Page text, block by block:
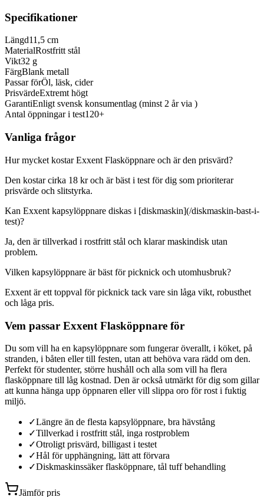
Specifikationer
Längd11,5 cm
MaterialRostfritt stål
Vikt32 g
FärgBlank metall
Passar förÖl, läsk, cider
PrisvärdeExtremt högt
GarantiEnligt svensk konsumentlag (minst 2 år via )
Antal öppningar i test120+
Vanliga frågor
Hur mycket kostar Exxent Flasköppnare och är den prisvärd?
Den kostar cirka 18 kr och är bäst i test för dig som prioriterar
prisvärde och slitstyrka.
Kan Exxent kapsylöppnare diskas i [diskmaskin](/diskmaskin-bast-i-
test)?
Ja, den är tillverkad i rostfritt stål och klarar maskindisk utan
problem.
Vilken kapsylöppnare är bäst för picknick och utomhusbruk?
Exxent är ett toppval för picknick tack vare sin låga vikt, robusthet
och låga pris.
Vem passar Exxent Flasköppnare för
Du som vill ha en kapsylöppnare som fungerar överallt, i köket, på
stranden, i båten eller till festen, utan att behöva vara rädd om den.
Perfekt för studenter, större hushåll och alla som vill ha flera
flasköppnare till låg kostnad. Den är också utmärkt för dig som gillar
att kunna hänga upp öppnaren eller vill slippa oro för rost i fuktig
miljö.
✓Längre än de flesta kapsylöppnare, bra hävstång
✓Tillverkad i rostfritt stål, inga rostproblem
✓Otroligt prisvärd, billigast i testet
✓Hål för upphängning, lätt att förvara
✓Diskmaskinssäker flasköppnare, tål tuff behandling
Jämför pris